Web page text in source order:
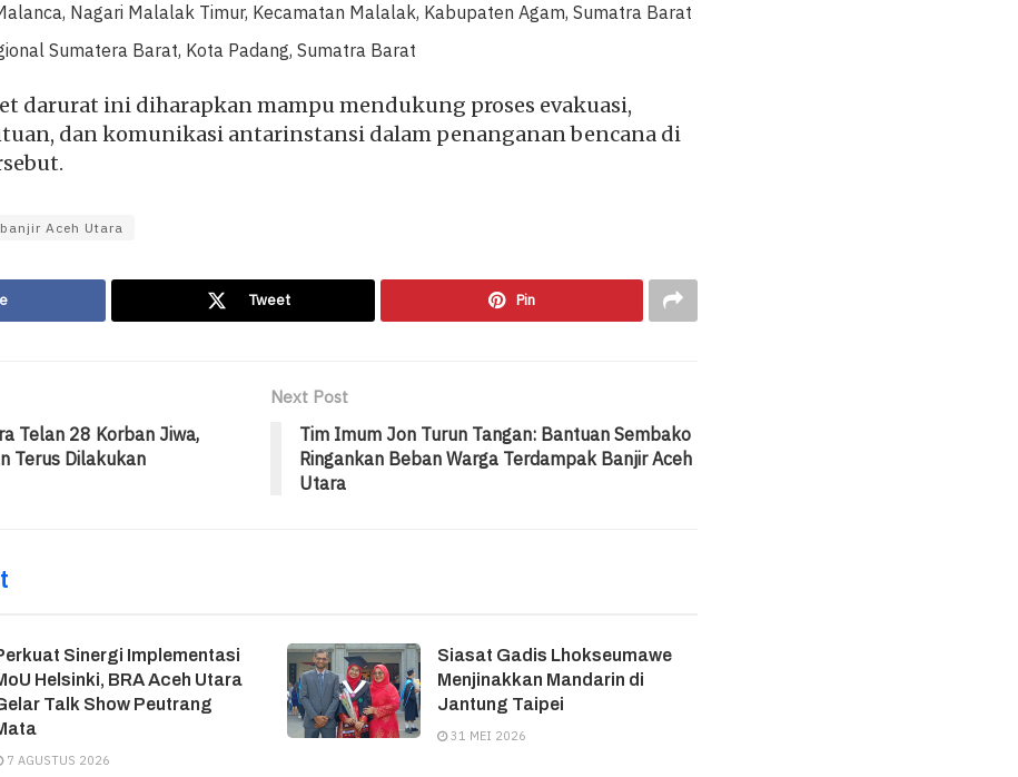
Nagari Malalak Timur, Kecamatan Malalak, Kabupaten Agam, Sumatra Barat
Sumatera Barat, Kota Padang, Sumatra Barat
darurat ini diharapkan mampu mendukung proses evakuasi,
dan komunikasi antarinstansi dalam penanganan bencana di
banjir Aceh Utara
Tweet Pin
Telan 28 Korban Jiwa,
Terus Dilakukan
Next Post
Tim Imum Jon Turun Tangan: Bantuan Sembako
Ringankan Beban Warga Terdampak Banjir Aceh
Utara
Sinergi Implementasi
Helsinki, BRA Aceh Utara
Talk Show Peutrang
7 AGUSTUS 2026
Siasat Gadis Lhokseumawe
Menjinakkan Mandarin di
Jantung Taipei
31 MEI 2026